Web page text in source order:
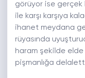
görüyor ise gerçek
ile karşı karşıya
ihanet meydana
rüyasında
haram şekilde
pişmanlığa